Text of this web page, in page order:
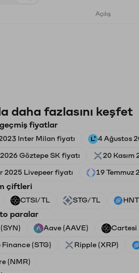
Açılış
daha fazlasını keşfet
fiyatlar
Inter Milan fiyatı 4 Ağustos
Göztepe SK fiyatı 20 Kasım
2025 Livepeer fiyatı 19 Temmuz
çiftleri
CTSI/TL STG/TL
paralar
Aave (AAVE) Cartesi
(STG) Ripple (XRP)
(NMR)